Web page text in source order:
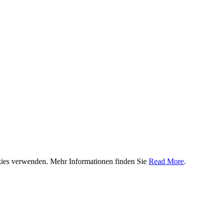
verwenden. Mehr Informationen finden Sie Read More.